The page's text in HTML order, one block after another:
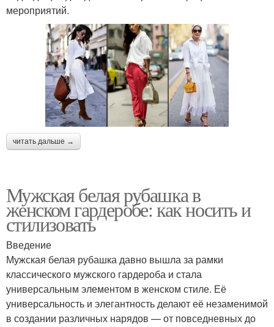
мероприятий.
читать дальше →
Мужская белая рубашка в
женском гардеробе: как носить и
стилизовать
Введение
Мужская белая рубашка давно вышла за рамки
классического мужского гардероба и стала
универсальным элементом в женском стиле. Её
универсальность и элегантность делают её незаменимой
в создании различных нарядов — от повседневных до